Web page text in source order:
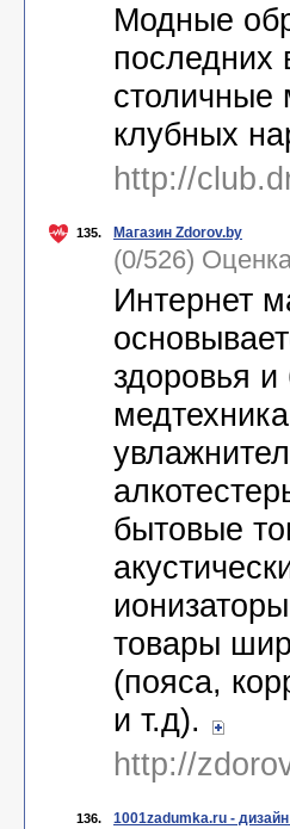
Модные
последних
столичные
клубных
http://
135. Магазин Zdorov.by
(0/526)
Интернет
здоровья
бытовые
товары
(пояса,
и т.д).
http://
136. 1001zadumka.ru -